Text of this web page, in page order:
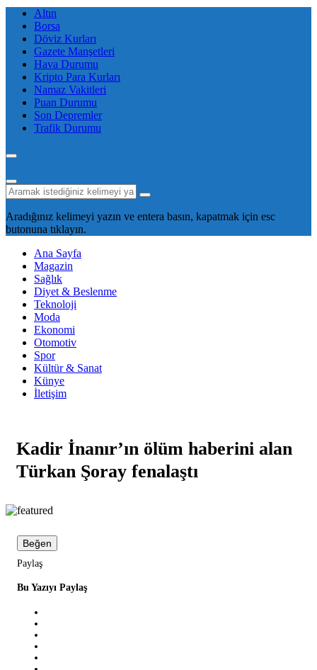
Altın
Borsa
Döviz Kurları
Gazete Manşetleri
Hava Durumu
Kripto Para Kurları
Namaz Vakitleri
Puan Durumu
Son Depremler
Trafik Durumu
Aradığınız kelimeyi yazın ve entera basın, kapatmak için esc
butonuna tıklayın.
Ana Sayfa
Magazin
Sağlık
Diyet & Beslenme
Teknoloji
Moda
Ekonomi
Otomotiv
Spor
Kültür & Sanat
Künye
İletişim
Kadir İnanır’ın ölüm haberini alan
Türkan Şoray fenalaştı
Beğen
Paylaş
Bu Yazıyı Paylaş